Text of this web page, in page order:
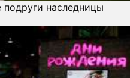
наследницы